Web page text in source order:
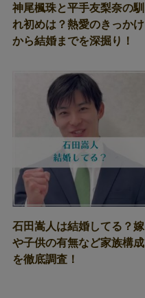
神尾楓珠と平手友梨奈の馴
れ初めは？熱愛のきっかけ
から結婚までを深掘り！
石田嵩人は結婚してる？嫁
や子供の有無など家族構成
を徹底調査！